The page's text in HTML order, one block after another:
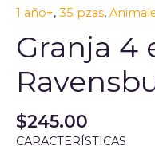
1 año+, 35 pzas,
Granja 4
$245.00
CARACTERÍSTICAS